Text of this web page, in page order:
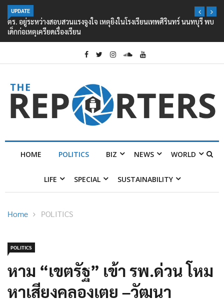
UPDATE
ตร. อยู่ระหว่างสอบสวนแรงจูงใจ เหตุยิงในโรงเรียนเทพศิรินทร์ นนทบุรี พบ
เด็กก่อเหตุเครียดเรื่องเรียน
HOME POLITICS BIZ NEWS WORLD
LIFE SPECIAL SUSTAINABILITY
Home POLITICS
POLITICS
หาม “เขตรัฐ” เข้า รพ.ด่วน โหม
หาเสียงคลองเตย –วัฒนา